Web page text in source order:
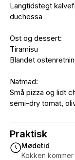
Langtidstegt
duchessa
Ost og dessert:
Tiramisu
Blandet
Natmad:
Små pizza og lidt
semi-dry tomat,
Praktisk
Mødetid
Kokken